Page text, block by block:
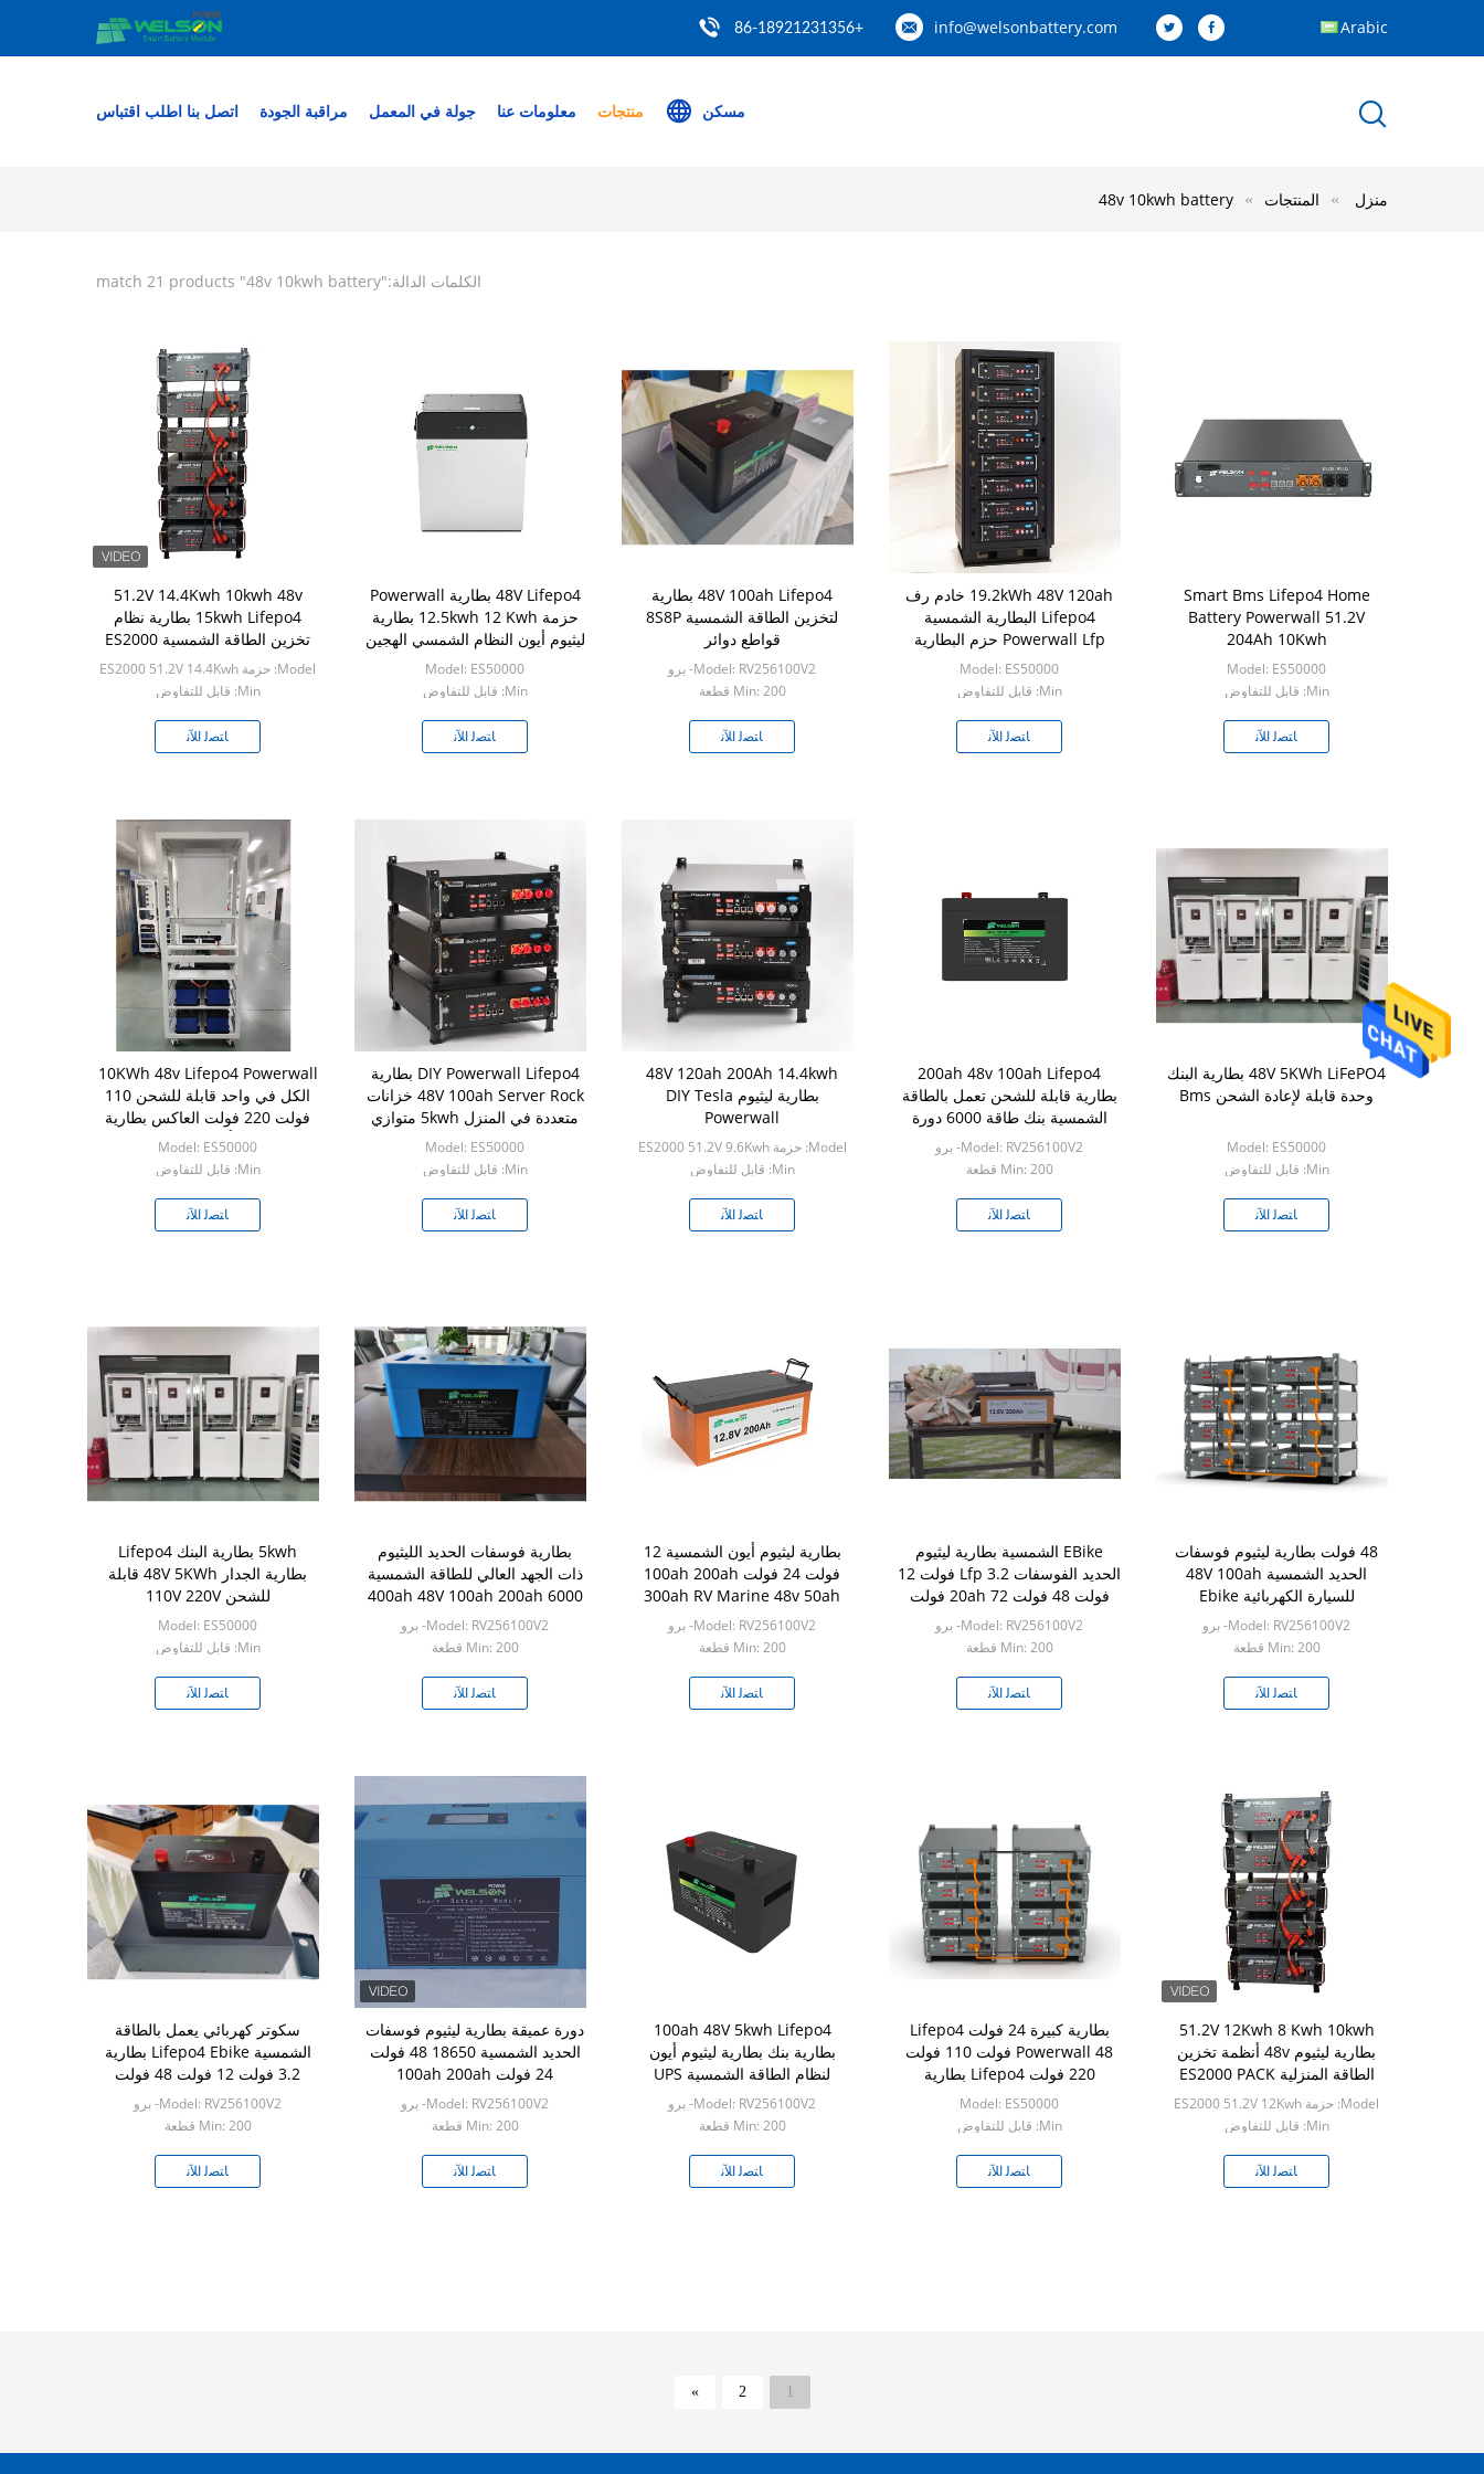
info@welsonbattery.com
+86-18921231356 Arabic
مسكن منتجات معلومات عنا جولة في المعمل مراقبة الجودة اتصل بنا اطلب اقتباس
منزل المنتجات 48v 10kwh battery
الكلمات الدالة:"48v 10kwh battery
" match 21 products
51.2V 14.4Kwh 10kwh 48v
15kwh Lifepo4 بطارية نظام
تخزين الطاقة الشمسية ES2000
حزمة
Model: حزمة ES2000 51.2V 14.4Kwh
Min: قابل للتفاوض
ﺎﺘﺼﻟ ﺍﻶﻧ
48V Lifepo4 بطارية Powerwall
حزمة 12.5kwh 12 Kwh بطارية
ليثيوم أيون النظام الشمسي الهجين
Model: ES50000
Min: قابل للتفاوض
ﺎﺘﺼﻟ ﺍﻶﻧ
48V 100ah Lifepo4 بطارية
لتخزين الطاقة الشمسية 8S8P
قواطع دوائر
Model: RV256100V2- برو
Min: 200 قطعة
ﺎﺘﺼﻟ ﺍﻶﻧ
19.2kWh 48V 120ah خادم رف
Lifepo4 البطارية الشمسية
Powerwall Lfp حزم البطارية
Model: ES50000
Min: قابل للتفاوض
ﺎﺘﺼﻟ ﺍﻶﻧ
Smart Bms Lifepo4 Home
Battery Powerwall 51.2V
204Ah 10Kwh
Model: ES50000
Min: قابل للتفاوض
ﺎﺘﺼﻟ ﺍﻶﻧ
10KWh 48v Lifepo4 Powerwall
الكل في واحد قابلة للشحن 110
فولت 220 فولت العاكس بطارية
ليثيوم أيون الشمسية
Model: ES50000
Min: قابل للتفاوض
ﺎﺘﺼﻟ ﺍﻶﻧ
DIY Powerwall Lifepo4 بطارية
48V 100ah Server Rock خزانات
متعددة في المنزل 5kwh متوازي
Model: ES50000
Min: قابل للتفاوض
ﺎﺘﺼﻟ ﺍﻶﻧ
48V 120ah 200Ah 14.4kwh
بطارية ليثيوم DIY Tesla
Powerwall
Model: حزمة ES2000 51.2V 9.6Kwh
Min: قابل للتفاوض
ﺎﺘﺼﻟ ﺍﻶﻧ
200ah 48v 100ah Lifepo4
بطارية قابلة للشحن تعمل بالطاقة
الشمسية بنك طاقة 6000 دورة
Model: RV256100V2- برو
Min: 200 قطعة
ﺎﺘﺼﻟ ﺍﻶﻧ
48V 5KWh LiFePO4 بطارية البنك
وحدة قابلة لإعادة الشحن Bms
Model: ES50000
Min: قابل للتفاوض
ﺎﺘﺼﻟ ﺍﻶﻧ
5kwh بطارية البنك Lifepo4
بطارية الجدار 48V 5KWh قابلة
للشحن 110V 220V
Model: ES50000
Min: قابل للتفاوض
ﺎﺘﺼﻟ ﺍﻶﻧ
بطارية فوسفات الحديد الليثيوم
ذات الجهد العالي للطاقة الشمسية
400ah 48V 100ah 200ah 6000
Cycle Times
Model: RV256100V2- برو
Min: 200 قطعة
ﺎﺘﺼﻟ ﺍﻶﻧ
بطارية ليثيوم أيون الشمسية 12
فولت 24 فولت 100ah 200ah
300ah RV Marine 48v 50ah
Lifepo4 Battery
Model: RV256100V2- برو
Min: 200 قطعة
ﺎﺘﺼﻟ ﺍﻶﻧ
EBike الشمسية بطارية ليثيوم
الحديد الفوسفات Lfp 3.2 فولت 12
فولت 48 فولت 20ah 72 فولت
سكوتر كهربائي
Model: RV256100V2- برو
Min: 200 قطعة
ﺎﺘﺼﻟ ﺍﻶﻧ
48 فولت بطارية ليثيوم فوسفات
الحديد الشمسية 48V 100ah
للسيارة الكهربائية Ebike
Model: RV256100V2- برو
Min: 200 قطعة
ﺎﺘﺼﻟ ﺍﻶﻧ
سكوتر كهربائي يعمل بالطاقة
الشمسية Lifepo4 Ebike بطارية
3.2 فولت 12 فولت 48 فولت
بطارية ليثيوم فوسفات
Model: RV256100V2- برو
Min: 200 قطعة
ﺎﺘﺼﻟ ﺍﻶﻧ
دورة عميقة بطارية ليثيوم فوسفات
الحديد الشمسية 18650 48 فولت
24 فولت 100ah 200ah
Model: RV256100V2- برو
Min: 200 قطعة
ﺎﺘﺼﻟ ﺍﻶﻧ
100ah 48V 5kwh Lifepo4
بطارية بنك بطارية ليثيوم أيون
لنظام الطاقة الشمسية UPS
للاتصالات
Model: RV256100V2- برو
Min: 200 قطعة
ﺎﺘﺼﻟ ﺍﻶﻧ
بطارية كبيرة 24 فولت Lifepo4
Powerwall 48 فولت 110 فولت
220 فولت Lifepo4 بطارية
احتياطية للمنزل
Model: ES50000
Min: قابل للتفاوض
ﺎﺘﺼﻟ ﺍﻶﻧ
51.2V 12Kwh 8 Kwh 10kwh
بطارية ليثيوم 48v أنظمة تخزين
الطاقة المنزلية ES2000 PACK
Model: حزمة ES2000 51.2V 12Kwh
Min: قابل للتفاوض
ﺎﺘﺼﻟ ﺍﻶﻧ
1
2
»